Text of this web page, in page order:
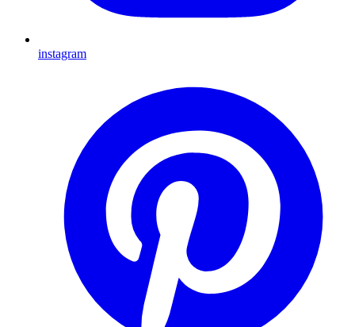
instagram